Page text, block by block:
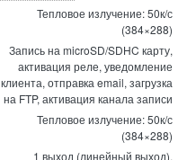
Тепловое излучение: 50к/с
(384×288)
Запись на microSD/SDHC карту,
активация реле, уведомление
клиента, отправка email, загрузка
на FTP, активация канала записи
Тепловое излучение: 50к/с
(384×288)
1 выход (линейный выход),